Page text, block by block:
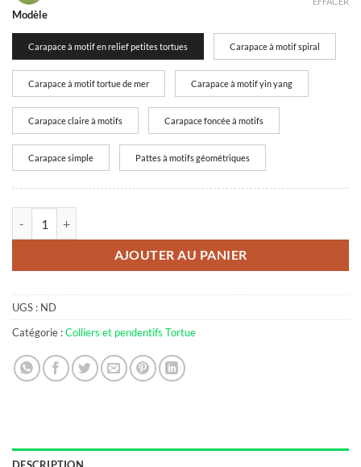
Modèle
Carapace à motif en relief petites tortues Carapace à motif spiral
Carapace à motif tortue de mer Carapace à motif yin yang
Carapace claire à motifs Carapace foncée à motifs
Carapace simple Pattes à motifs géométriques
AJOUTER AU PANIER
UGS : ND
Catégorie :Colliers et pendentifs Tortue